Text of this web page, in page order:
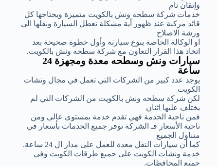
وإتقان تام
خدمات شركة سطحه ونش بالكويت متميزة ويحتاجها كل
قائد مركبة عند ظهور أية مشكلة تعطل السيارة ونقلها الى
ورشة الاصلاح
او الوكالة الخاصة بنوع سيارته وأول خطوة صحيحة بعد
اتخاذ هذا القرار التعاون مع شركة سطحه ونش بالكويت.
سيارات ونش وسطحه معدة ومجهزة 24
ساعة
يوجد عدد كبير من الشركات التي تعمل في مجال ونشات
الكويت
لكن شركة سطحه ونش بالكويت من الشركات التي لم
يختلف عليها اثنان
فمن ناحية الخدمة فهي تقدم خدمة بمستوى عالي ومن
ناحية الأسعار فـ الشركة توفر جميع الخدمات بأسعار في
متناول الجميع
كما أن سيارات النقل معدة للعمل على مدار ال 24 ساعة.
خدمة ونشات الكويت على جميع طرقات الكويت وفي
جميع المحافظات.